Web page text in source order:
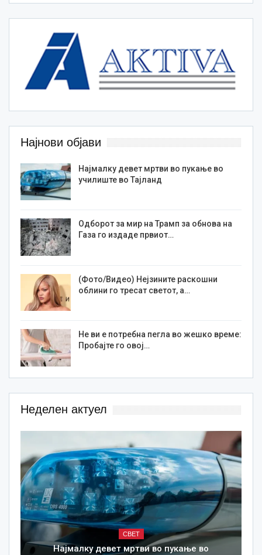
Најнови објави
Најмалку девет мртви во пукање во
училиште во Тајланд
Одборот за мир на Трамп за обнова на
Газа го издаде првиот…
(Фото/Видео) Нејзините раскошни
облини го тресат светот, а…
Не ви е потребна пегла во жешко време:
Пробајте го овој…
Неделен актуел
СВЕТ
Најмалку девет мртви во пукање во